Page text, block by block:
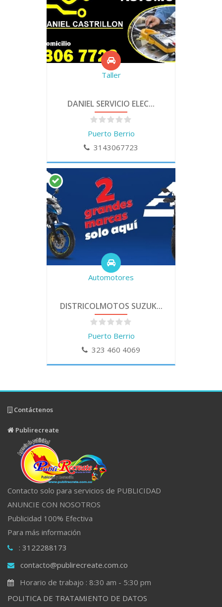
Taller
DANIEL SERVICIO ELEC...
Puerto Berrio
3143067723
Automotores
DISTRICOLMOTOS SUZUK...
Puerto Berrio
323 460 4069
Contáctenos
Publirecreate
Contacto solo para servicios de PUBLICIDAD
ANUNCIE CON NOSOTROS
Publicidad 100% Efectiva
Para más información
: 3122288173
contacto@publirecreate.com.co
Horario de trabajo : 8:30 am - 5:30 pm
POLITICA DE TRATAMIENTO DE DATOS